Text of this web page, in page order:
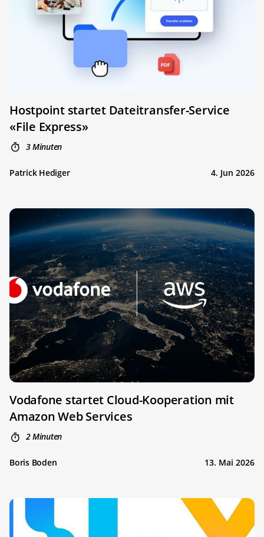
Hostpoint startet Dateitransfer-Service
«File Express»
3 Minuten
Patrick Hediger 4. Jun 2026
Vodafone startet Cloud-Kooperation mit
Amazon Web Services
2 Minuten
Boris Boden 13. Mai 2026